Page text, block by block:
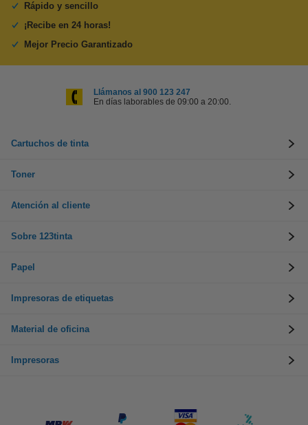
Rápido y sencillo
¡Recibe en 24 horas!
Mejor Precio Garantizado
Llámanos al 900 123 247
En días laborables de 09:00 a 20:00.
Cartuchos de tinta
Toner
Atención al cliente
Sobre 123tinta
Papel
Impresoras de etiquetas
Material de oficina
Impresoras